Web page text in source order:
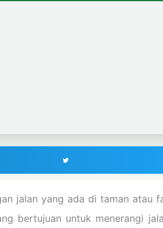
jalan yang ada di taman atau
bertujuan untuk menerangi